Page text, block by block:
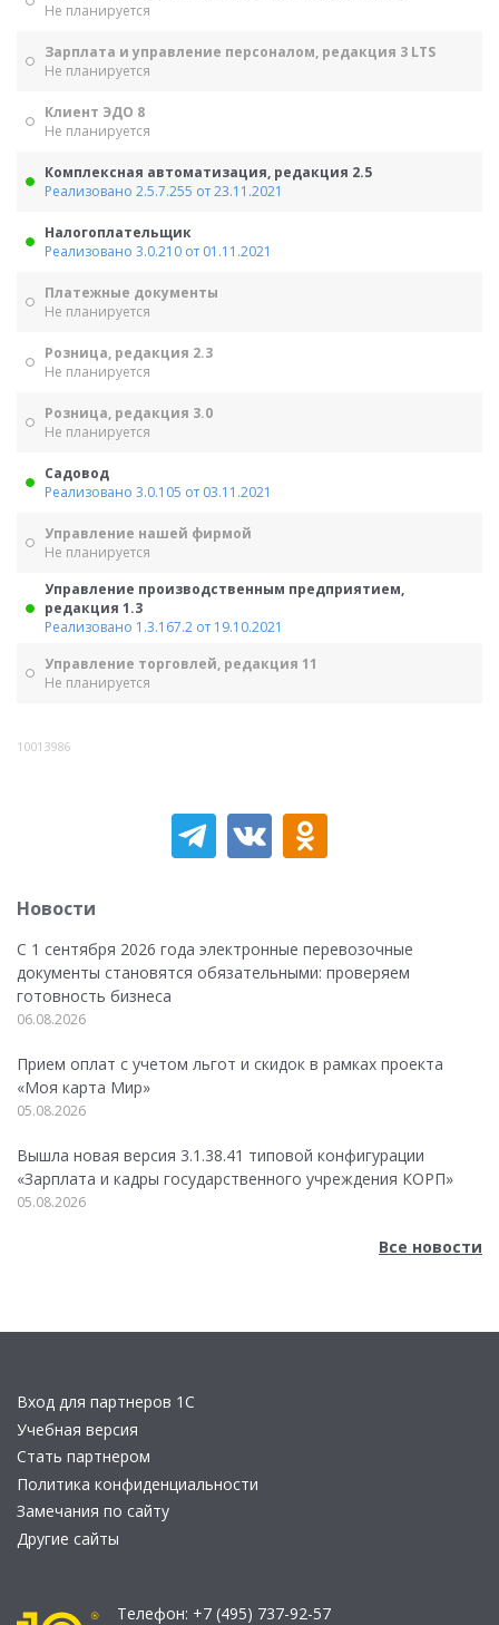
Не планируется
Зарплата и управление персоналом, редакция 3 LTS
Не планируется
Клиент ЭДО 8
Не планируется
Комплексная автоматизация, редакция 2.5
Реализовано 2.5.7.255 от 23.11.2021
Налогоплательщик
Реализовано 3.0.210 от 01.11.2021
Платежные документы
Не планируется
Розница, редакция 2.3
Не планируется
Розница, редакция 3.0
Не планируется
Садовод
Реализовано 3.0.105 от 03.11.2021
Управление нашей фирмой
Не планируется
Управление производственным предприятием,
редакция 1.3
Реализовано 1.3.167.2 от 19.10.2021
Управление торговлей, редакция 11
Не планируется
10013986
Новости
С 1 сентября 2026 года электронные перевозочные
документы становятся обязательными: проверяем
готовность бизнеса
06.08.2026
Прием оплат с учетом льгот и скидок в рамках проекта
«Моя карта Мир»
05.08.2026
Вышла новая версия 3.1.38.41 типовой конфигурации
«Зарплата и кадры государственного учреждения КОРП»
05.08.2026
Все новости
Вход для партнеров 1С
Учебная версия
Стать партнером
Политика конфиденциальности
Замечания по сайту
Другие сайты
Телефон: +7 (495) 737-92-57